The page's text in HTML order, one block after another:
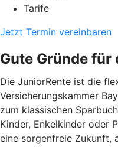
Tarife
Jetzt Termin vereinbaren
Gute Gründe für
Die JuniorRente ist die
Versicherungskammer
zum klassischen
Kinder, Enkelkinder oder
eine sorgenfreie Zukunft,